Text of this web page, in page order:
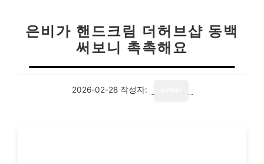
은비가 핸드크림 더허브샵 동백
써보니 촉촉해요
2026-02-28 작성자: